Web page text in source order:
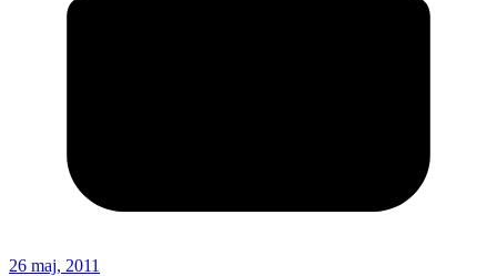
26 maj, 2011